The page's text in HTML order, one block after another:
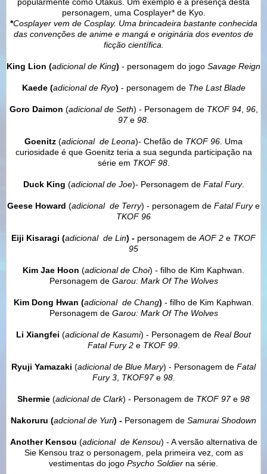
personagem, uma Cosplayer* de Kyo.
*Cosplayer vem de Cosplay. Uma brincadeira bastante conhecida
das convenções de anime e mangá e originária dos eventos de
ficção científica.
King Lion (adicionalde King) - personagem do jogo Savage Reign
Kaede (adicionalde Ryo) - personagem de The Last Blade
Goro Daimon (adicionalde Seth) - Personagem de TKOF 94, 96,
97e 98
Goenitz (adicional de Leona)- Chefão de TKOF 96 . Uma
curiosidade é que Goenitz teria a sua segunda participação na
série em TKOF 98.
Duck King (adicionalde Joe)- Personagem de Fatal Fury.
Geese Howard (adicional de Terry) - personagem de Fatal Furye
TKOF 96
Eiji Kisaragi (adicional de Lin) - personagem de AOF 2 e TKOF
95
Kim Jae Hoon (adicionalde Choi) - filho de Kim Kaphwan.
Personagem de Garou: Mark Of The Wolves
Kim Dong Hwan (adicional de Chang) - filho de Kim Kaphwan.
Personagem de Garou: Mark Of The Wolves
Li Xiangfei (adicionalde Kasumi) - Personagem de Real Bout
Fatal Fury 2e TKOF 99.
Ryuji Yamazaki (adicionalde Blue Mary) - Personagem de Fatal
Fury 3, TKOF97e98.
Shermie (adicionalde Clark) - Personagem de TKOF 97e 98
Nakoruru (adcional de Yuri) - Personagem de Samurai Shodown
Another Kensou (adicional de Kensou) - A versão alternativa de
Sie Kensou traz o personagem, pela primeira vez, com as
vestimentas do jogo Psycho Soldier na série.